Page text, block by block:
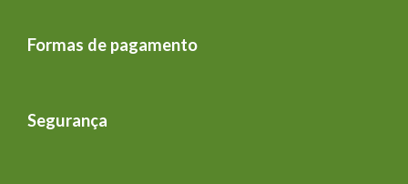
Formas de pagamento
Segurança